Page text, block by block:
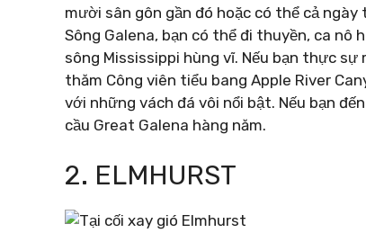
mười sân gôn gần đó hoặc có thể cả
Sông Galena, bạn có thể đi thuyền, ca nô
sông Mississippi hùng vĩ. Nếu bạn thực
thăm Công viên tiểu bang Apple River
với những vách đá vôi nổi bật. Nếu bạn
cầu Great Galena hàng năm.
2. ELMHURST